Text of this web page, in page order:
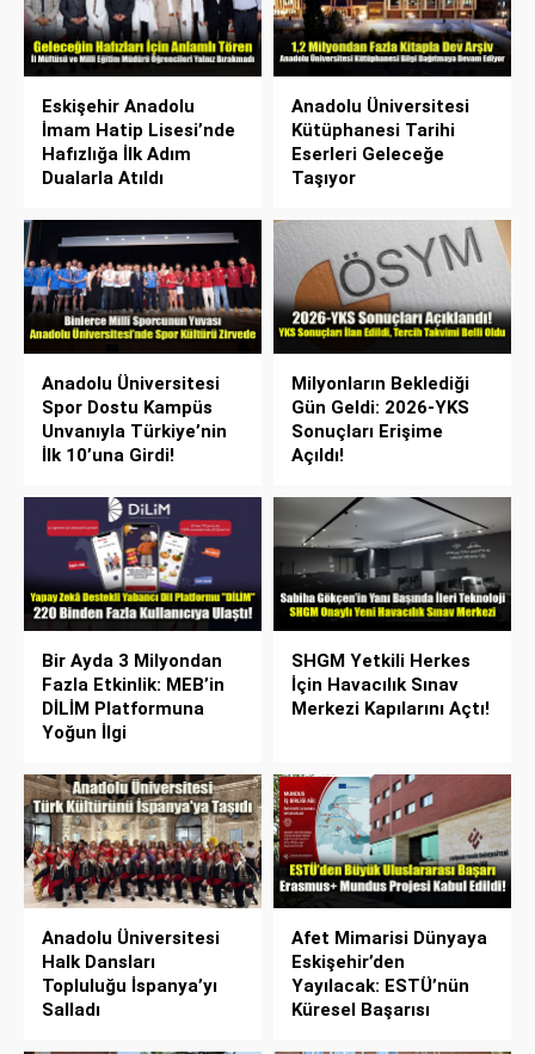
Eskişehir Anadolu
İmam Hatip Lisesi’nde
Hafızlığa İlk Adım
Dualarla Atıldı
Anadolu Üniversitesi
Kütüphanesi Tarihi
Eserleri Geleceğe
Taşıyor
Anadolu Üniversitesi
Spor Dostu Kampüs
Unvanıyla Türkiye’nin
İlk 10’una Girdi!
Milyonların Beklediği
Gün Geldi: 2026-YKS
Sonuçları Erişime
Açıldı!
Bir Ayda 3 Milyondan
Fazla Etkinlik: MEB’in
DİLİM Platformuna
Yoğun İlgi
SHGM Yetkili Herkes
İçin Havacılık Sınav
Merkezi Kapılarını Açtı!
Anadolu Üniversitesi
Halk Dansları
Topluluğu İspanya’yı
Salladı
Afet Mimarisi Dünyaya
Eskişehir’den
Yayılacak: ESTÜ’nün
Küresel Başarısı